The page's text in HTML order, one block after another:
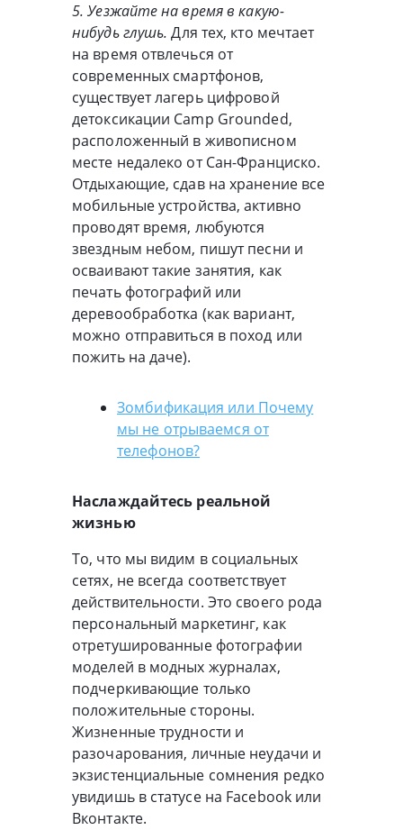
5. Уезжайте на время в какую-
нибудь глушь. Для тех, кто мечтает
на время отвлечься от
современных смартфонов,
существует лагерь цифровой
детоксикации Camp Grounded,
расположенный в живописном
месте недалеко от Сан-Франциско.
Отдыхающие, сдав на хранение все
мобильные устройства, активно
проводят время, любуются
звездным небом, пишут песни и
осваивают такие занятия, как
печать фотографий или
деревообработка (как вариант,
можно отправиться в поход или
пожить на даче).
Зомбификация или Почему
мы не отрываемся от
телефонов?
Наслаждайтесь реальной
жизнью
То, что мы видим в социальных
сетях, не всегда соответствует
действительности. Это своего рода
персональный маркетинг, как
отретушированные фотографии
моделей в модных журналах,
подчеркивающие только
положительные стороны.
Жизненные трудности и
разочарования, личные неудачи и
экзистенциальные сомнения редко
увидишь в статусе на Facebook или
Вконтакте.